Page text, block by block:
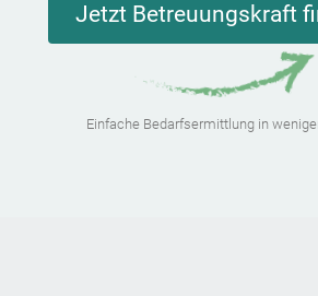
Jetzt Betreuungskraft
Einfache Bedarfsermittlung in